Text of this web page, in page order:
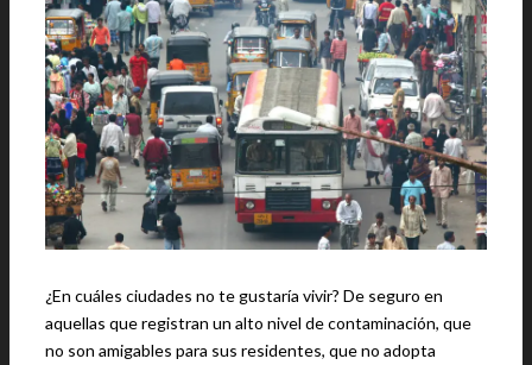
¿En cuáles ciudades no te gustaría vivir? De seguro en
aquellas que registran un alto nivel de contaminación, que
no son amigables para sus residentes, que no adopta